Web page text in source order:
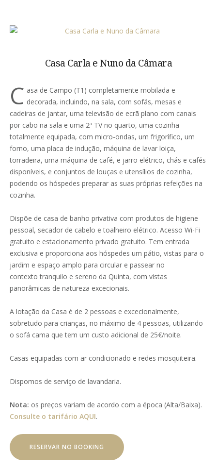
Casa Carla e Nuno da Câmara
C asa de Campo (T1) completamente mobilada e
decorada, incluindo, na sala, com sofás, mesas e
cadeiras de jantar, uma televisão de ecrã plano com canais
por cabo na sala e uma 2ª TV no quarto, uma cozinha
totalmente equipada, com micro-ondas, um frigorífico, um
forno, uma placa de indução, máquina de lavar loiça,
torradeira, uma máquina de café, e jarro elétrico, chás e cafés
disponíveis, e conjuntos de louças e utensílios de cozinha,
podendo os hóspedes preparar as suas próprias refeições na
cozinha.
Dispõe de casa de banho privativa com produtos de higiene
pessoal, secador de cabelo e toalheiro elétrico. Acesso Wi-Fi
gratuito e estacionamento privado gratuito. Tem entrada
exclusiva e proporciona aos hóspedes um pátio, vistas para o
jardim e espaço amplo para circular e passear no
contexto tranquilo e sereno da Quinta, com vistas
panorâmicas de natureza excecionais.
A lotação da Casa é de 2 pessoas e excecionalmente,
sobretudo para crianças, no máximo de 4 pessoas, utilizando
o sofá cama que tem um custo adicional de 25€/noite.
Casas equipadas com ar condicionado e redes mosquiteira.
Dispomos de serviço de lavandaria.
Nota: os preços variam de acordo com a época (Alta/Baixa).
Consulte o tarifário AQUI.
RESERVAR NO BOOKING